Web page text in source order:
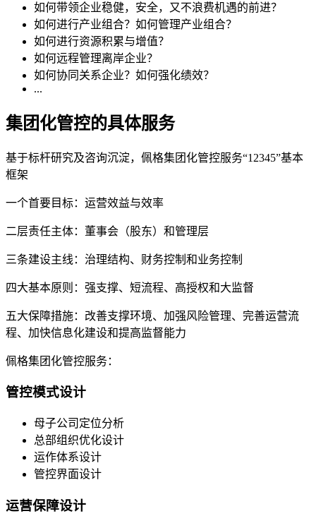
如何带领企业稳健，安全，又不浪费机遇的前进？
如何进行产业组合？如何管理产业组合？
如何进行资源积累与增值？
如何远程管理离岸企业？
如何协同关系企业？如何强化绩效？
...
集团化管控的具体服务
基于标杆研究及咨询沉淀，佩格集团化管控服务“12345”基本
框架
一个首要目标：运营效益与效率
二层责任主体：董事会（股东）和管理层
三条建设主线：治理结构、财务控制和业务控制
四大基本原则：强支撑、短流程、高授权和大监督
五大保障措施：改善支撑环境、加强风险管理、完善运营流
程、加快信息化建设和提高监督能力
佩格集团化管控服务：
管控模式设计
母子公司定位分析
总部组织优化设计
运作体系设计
管控界面设计
运营保障设计